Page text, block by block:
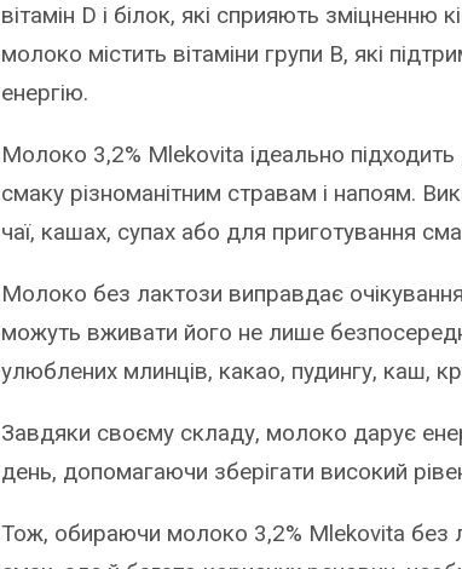
вітамін D і білок, які сприяють
молоко містить вітаміни групи В, які
енергію.
Молоко 3,2% Mlekovita ідеально
смаку різноманітним стравам і напоям.
чаї, кашах, супах або для приготування
Молоко без лактози виправдає
можуть вживати його не лише
улюблених млинців, какао, пудингу, каш,
Завдяки своєму складу, молоко дарує
день, допомагаючи зберігати високий
Тож, обираючи молоко 3,2% Mlekovita без